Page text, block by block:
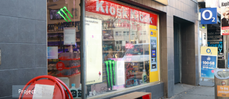
Project